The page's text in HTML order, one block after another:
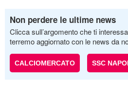
Non perdere le ultime news
Clicca sull’argomento che ti
terremo aggiornato con le news da
CALCIOMERCATO SSC